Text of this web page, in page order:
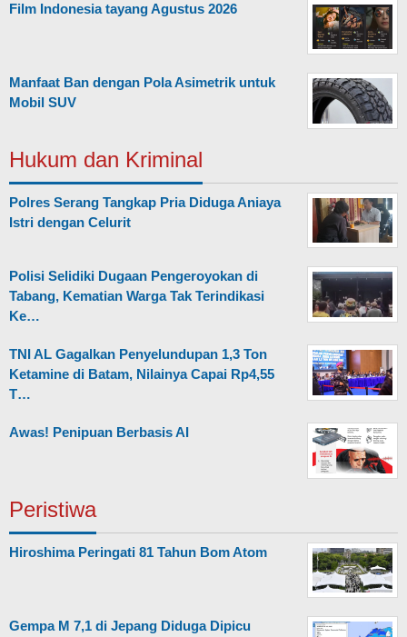
Film Indonesia tayang Agustus 2026
Manfaat Ban dengan Pola Asimetrik untuk
Mobil SUV
Hukum dan Kriminal
Polres Serang Tangkap Pria Diduga Aniaya
Istri dengan Celurit
Polisi Selidiki Dugaan Pengeroyokan di
Tabang, Kematian Warga Tak Terindikasi
Ke…
TNI AL Gagalkan Penyelundupan 1,3 Ton
Ketamine di Batam, Nilainya Capai Rp4,55
T…
Awas! Penipuan Berbasis AI
Peristiwa
Hiroshima Peringati 81 Tahun Bom Atom
Gempa M 7,1 di Jepang Diduga Dipicu